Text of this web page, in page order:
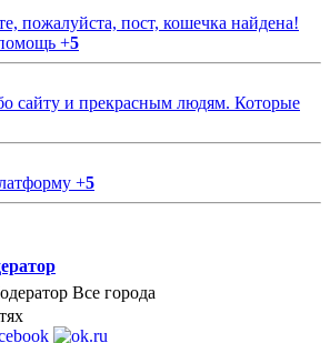
пожалуйста, пост, кошечка найдена!
+5
сайту и прекрасным людям. Которые
+5
Все города